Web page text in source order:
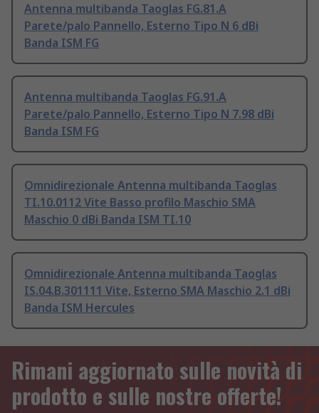
Antenna multibanda Taoglas FG.81.A
Parete/palo Pannello, Esterno Tipo N 6 dBi
Banda ISM FG
Antenna multibanda Taoglas FG.91.A
Parete/palo Pannello, Esterno Tipo N 7.98 dBi
Banda ISM FG
Omnidirezionale Antenna multibanda Taoglas
TI.10.0112 Vite Basso profilo Maschio SMA
Maschio 0 dBi Banda ISM TI.10
Omnidirezionale Antenna multibanda Taoglas
IS.04.B.301111 Vite, Esterno SMA Maschio 2.1 dBi
Banda ISM Hercules
Rimani aggiornato sulle novità di
prodotto e sulle nostre offerte!